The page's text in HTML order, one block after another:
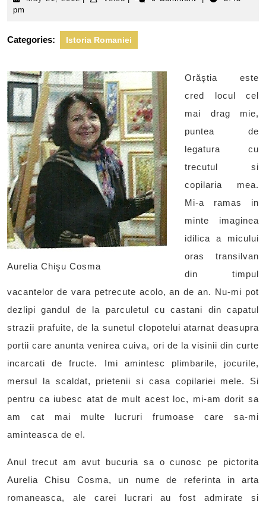
pm
Categories: Istoria Romaniei
Aurelia Chişu Cosma
Orăştia este
cred locul cel
mai drag mie,
puntea de
legatura cu
trecutul si
copilaria mea.
Mi-a ramas in
minte imaginea
idilica a micului
oras transilvan
din timpul
vacantelor de vara petrecute acolo, an de an. Nu-mi pot
dezlipi gandul de la parculetul cu castani din capatul
strazii prafuite, de la sunetul clopotelui atarnat deasupra
portii care anunta venirea cuiva, ori de la visinii din curte
incarcati de fructe. Imi amintesc plimbarile, jocurile,
mersul la scaldat, prietenii si casa copilariei mele. Si
pentru ca iubesc atat de mult acest loc, mi-am dorit sa
am cat mai multe lucruri frumoase care sa-mi
aminteasca de el.
Anul trecut am avut bucuria sa o cunosc pe pictorita
Aurelia Chisu Cosma, un nume de referinta in arta
romaneasca, ale carei lucrari au fost admirate si